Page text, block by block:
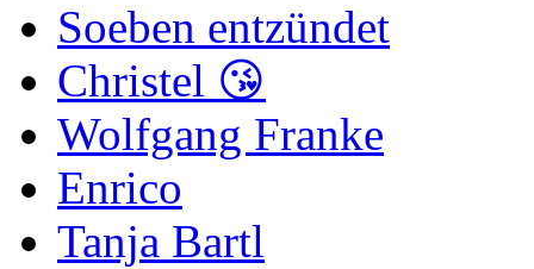
Soeben entzündet
Christel 😘
Wolfgang Franke
Enrico
Tanja Bartl